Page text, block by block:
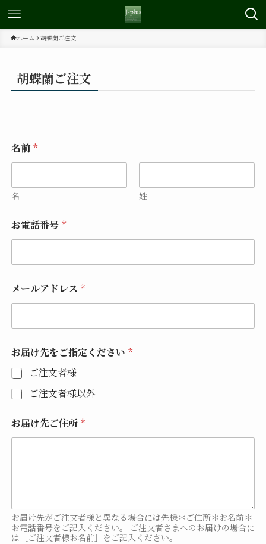
ホーム 胡蝶蘭ご注文
胡蝶蘭ご注文
名前 *
名 姓
お電話番号 *
メールアドレス *
お届け先をご指定ください *
ご注文者様
ご注文者様以外
お届け先ご住所 *
お届け先がご注文者様と異なる場合には先様＊ご住所＊お名前＊
お電話番号をご記入ください。 ご注文者さまへのお届けの場合に
は［ご注文者様お名前］をご記入ください。